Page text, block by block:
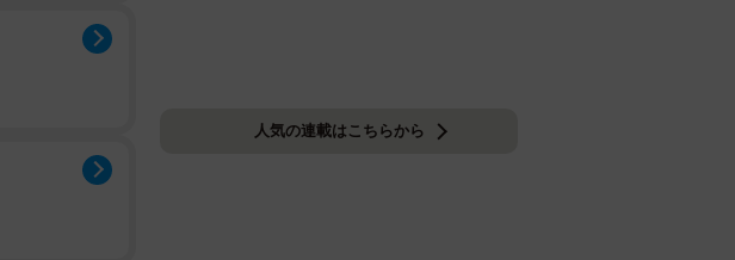
人気の連載はこちらから